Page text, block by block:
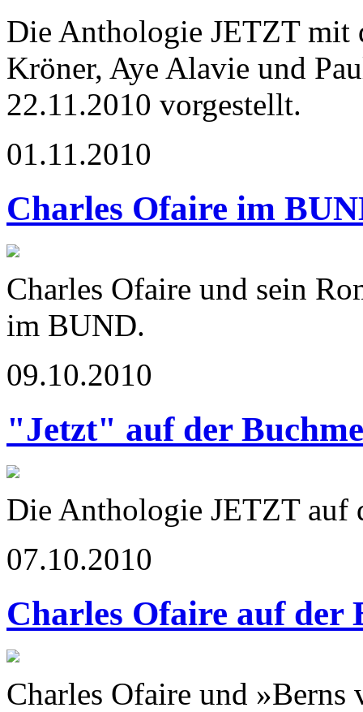
Die Anthologie JETZT mit
Kröner, Aye Alavie und
22.11.2010 vorgestellt.
01.11.2010
Charles Ofaire im
Charles Ofaire und sein
im BUND.
09.10.2010
"Jetzt" auf der
Die Anthologie JETZT auf
07.10.2010
Charles Ofaire auf der
Charles Ofaire und